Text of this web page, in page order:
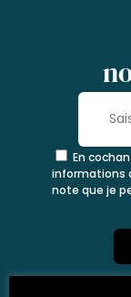
En
informations
note que je